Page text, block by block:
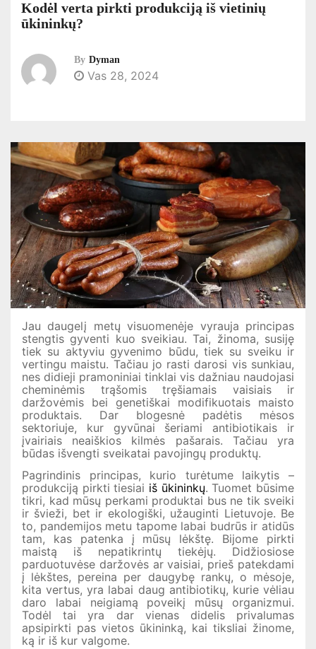
Kodėl verta pirkti produkciją iš vietinių
ūkininkų?
By Dyman
Vas 28, 2024
Jau daugelį metų visuomenėje vyrauja principas
stengtis gyventi kuo sveikiau. Tai, žinoma, susiję
tiek su aktyviu gyvenimo būdu, tiek su sveiku ir
vertingu maistu. Tačiau jo rasti darosi vis sunkiau,
nes didieji pramoniniai tinklai vis dažniau naudojasi
cheminėmis trąšomis tręšiamais vaisiais ir
daržovėmis bei genetiškai modifikuotais maisto
produktais. Dar blogesnė padėtis mėsos
sektoriuje, kur gyvūnai šeriami antibiotikais ir
įvairiais neaiškios kilmės pašarais. Tačiau yra
būdas išvengti sveikatai pavojingų produktų.
Pagrindinis principas, kurio turėtume laikytis –
produkciją pirkti tiesiai iš ūkininkų. Tuomet būsime
tikri, kad mūsų perkami produktai bus ne tik sveiki
ir švieži, bet ir ekologiški, užauginti Lietuvoje. Be
to, pandemijos metu tapome labai budrūs ir atidūs
tam, kas patenka į mūsų lėkštę. Bijome pirkti
maistą iš nepatikrintų tiekėjų. Didžiosiose
parduotuvėse daržovės ar vaisiai, prieš patekdami
į lėkštes, pereina per daugybę rankų, o mėsoje,
kita vertus, yra labai daug antibiotikų, kurie vėliau
daro labai neigiamą poveikį mūsų organizmui.
Todėl tai yra dar vienas didelis privalumas
apsipirkti pas vietos ūkininką, kai tiksliai žinome,
ką ir iš kur valgome.